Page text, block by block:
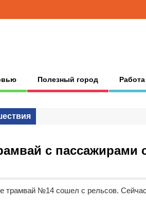
Полезный город
с пассажирами
трамвай №14 сошел с рельсов.